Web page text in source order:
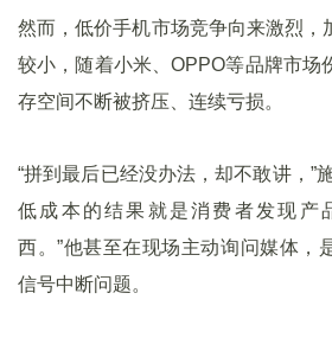
然而，低价手机市场竞争向来激烈，
较小，随着小米、OPPO等品牌市场
存空间不断被挤压、连续亏损。
“拼到最后已经没办法，却不敢讲，”
低成本的结果就是消费者发现产
西。”他甚至在现场主动询问媒体，
信号中断问题。